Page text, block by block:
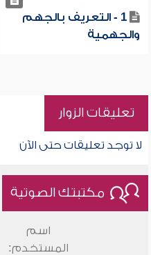
1 - التعريف بالجهم
والجهمية
تعليقات الزوار
لا توجد تعليقات حتى الآن
مكتبتك الصوتية
اسم
المستخدم: